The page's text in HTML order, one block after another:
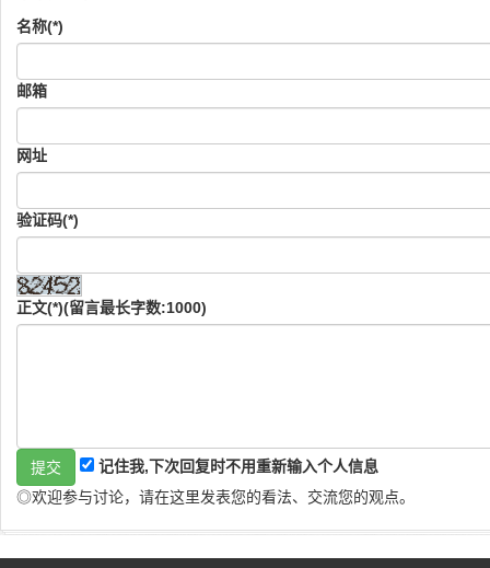
名称(*)
邮箱
网址
验证码(*)
正文(*)(留言最长字数:1000)
记住我,下次回复时不用重新输入个人信息
◎欢迎参与讨论，请在这里发表您的看法、交流您的观点。